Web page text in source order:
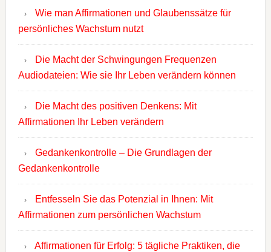
Wie man Affirmationen und Glaubenssätze für
persönliches Wachstum nutzt
Die Macht der Schwingungen Frequenzen
Audiodateien: Wie sie Ihr Leben verändern können
Die Macht des positiven Denkens: Mit
Affirmationen Ihr Leben verändern
Gedankenkontrolle – Die Grundlagen der
Gedankenkontrolle
Entfesseln Sie das Potenzial in Ihnen: Mit
Affirmationen zum persönlichen Wachstum
Affirmationen für Erfolg: 5 tägliche Praktiken, die